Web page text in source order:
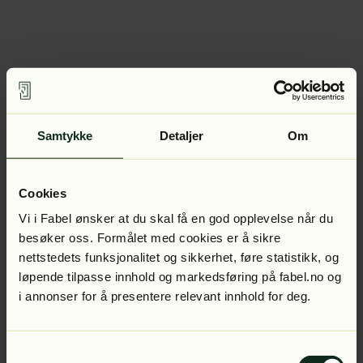
Samtykke Detaljer Om
Cookies
Vi i Fabel ønsker at du skal få en god opplevelse når du
besøker oss. Formålet med cookies er å sikre
nettstedets funksjonalitet og sikkerhet, føre statistikk, og
løpende tilpasse innhold og markedsføring på fabel.no og
i annonser for å presentere relevant innhold for deg.